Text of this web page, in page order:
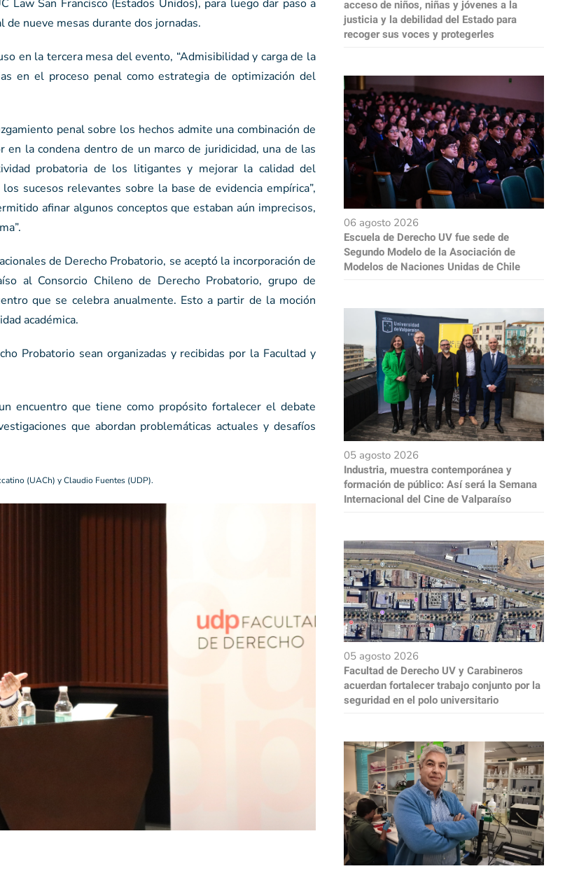
Law San Francisco (Estados Unidos), para luego dar paso a
nueve mesas durante dos jornadas.
en la tercera mesa del evento, “Admisibilidad y carga de la
en el proceso penal como estrategia de optimización del
penal sobre los hechos admite una combinación de
la condena dentro de un marco de juridicidad, una de las
probatoria de los litigantes y mejorar la calidad del
sucesos relevantes sobre la base de evidencia empírica”,
afinar algunos conceptos que estaban aún imprecisos,
de Derecho Probatorio, se aceptó la incorporación de
al Consorcio Chileno de Derecho Probatorio, grupo de
que se celebra anualmente. Esto a partir de la moción
académica.
Probatorio sean organizadas y recibidas por la Facultad y
encuentro que tiene como propósito fortalecer el debate
que abordan problemáticas actuales y desafíos
(UACh) y Claudio Fuentes (UDP).
acceso de niños, niñas y jóvenes a la
justicia y la debilidad del Estado para
recoger sus voces y protegerles
06 agosto 2026
Escuela de Derecho UV fue sede de
Segundo Modelo de la Asociación de
Modelos de Naciones Unidas de Chile
05 agosto 2026
Industria, muestra contemporánea y
formación de público: Así será la Semana
Internacional del Cine de Valparaíso
05 agosto 2026
Facultad de Derecho UV y Carabineros
acuerdan fortalecer trabajo conjunto por la
seguridad en el polo universitario